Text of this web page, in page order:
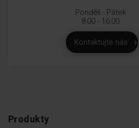
Pondělí - Pátek
8:00 - 16:00
Kontaktujte nás
Produkty